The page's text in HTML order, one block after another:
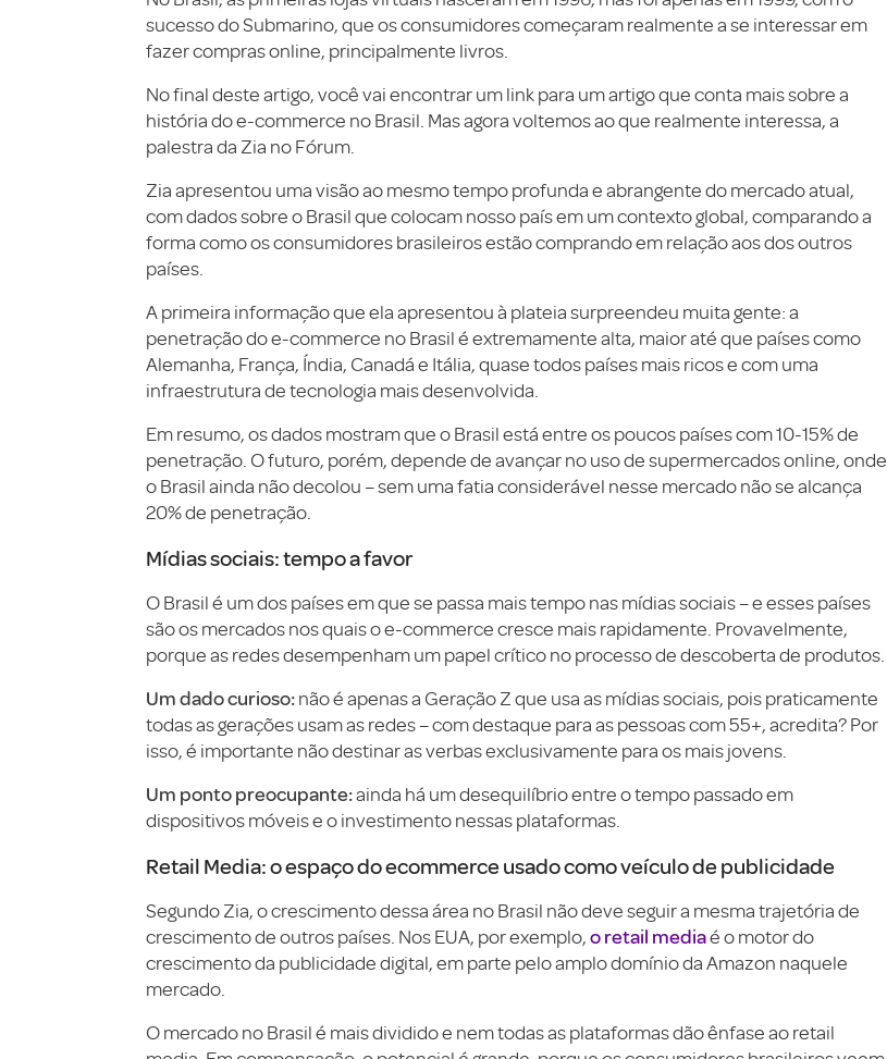
sucesso do Submarino, que os consumidores começaram realmente a se interessar em
fazer compras online, principalmente livros.
No final deste artigo, você vai encontrar um link para um artigo que conta mais sobre a
história do e-commerce no Brasil. Mas agora voltemos ao que realmente interessa, a
palestra da Zia no Fórum.
Zia apresentou uma visão ao mesmo tempo profunda e abrangente do mercado atual,
com dados sobre o Brasil que colocam nosso país em um contexto global, comparando a
forma como os consumidores brasileiros estão comprando em relação aos dos outros
países.
A primeira informação que ela apresentou à plateia surpreendeu muita gente: a
penetração do e-commerce no Brasil é extremamente alta, maior até que países como
Alemanha, França, Índia, Canadá e Itália, quase todos países mais ricos e com uma
infraestrutura de tecnologia mais desenvolvida.
Em resumo, os dados mostram que o Brasil está entre os poucos países com 10-15% de
penetração. O futuro, porém, depende de avançar no uso de supermercados online, onde
o Brasil ainda não decolou – sem uma fatia considerável nesse mercado não se alcança
20% de penetração.
Mídias sociais: tempo a favor
O Brasil é um dos países em que se passa mais tempo nas mídias sociais – e esses países
são os mercados nos quais o e-commerce cresce mais rapidamente. Provavelmente,
porque as redes desempenham um papel crítico no processo de descoberta de produtos.
Um dado curioso: não é apenas a Geração Z que usa as mídias sociais, pois praticamente
todas as gerações usam as redes – com destaque para as pessoas com 55+, acredita? Por
isso, é importante não destinar as verbas exclusivamente para os mais jovens.
Um ponto preocupante:ainda há um desequilíbrio entre o tempo passado em
dispositivos móveis e o investimento nessas plataformas.
Retail Media: o espaço do ecommerce usado como veículo de publicidade
Segundo Zia, o crescimento dessa área no Brasil não deve seguir a mesma trajetória de
crescimento de outros países. Nos EUA, por exemplo, o retail mediaé o motor do
crescimento da publicidade digital, em parte pelo amplo domínio da Amazon naquele
mercado.
O mercado no Brasil é mais dividido e nem todas as plataformas dão ênfase ao retail